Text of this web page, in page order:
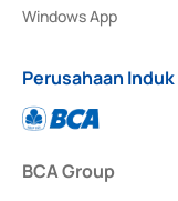
Windows App
Perusahaan Induk
BCA Group